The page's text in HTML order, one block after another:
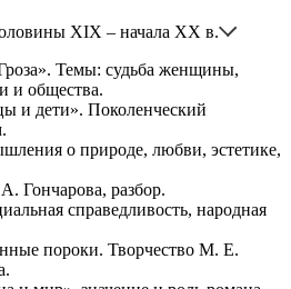
XIX – начала XX в.
Темы: судьба женщины,
и общества.
и дети». Поколенческий
о природе, любви, эстетике,
Гончарова, разбор.
справедливость, народная
пороки. Творчество М. Е.